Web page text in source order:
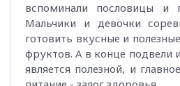
вспоминали пословицы и
Мальчики и девочки
готовить вкусные и
фруктов. А в конце подвели
является полезной, и